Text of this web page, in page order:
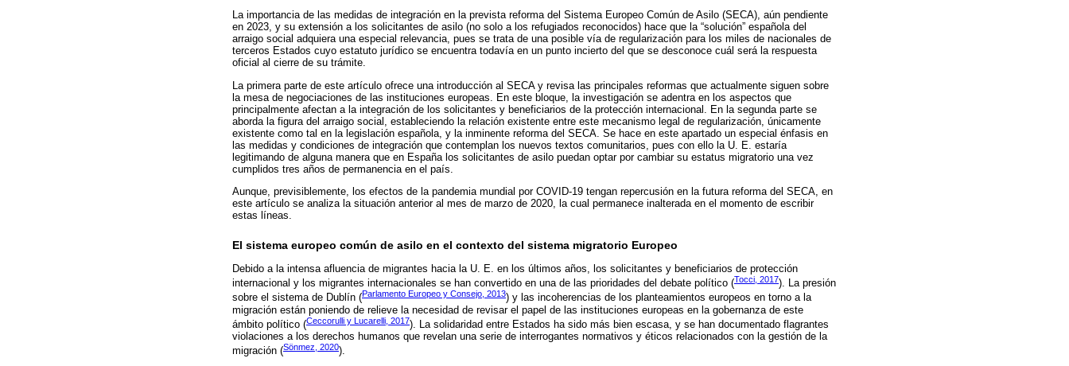
La importancia de las medidas de integración en la prevista reforma del Sistema Europeo Común de Asilo (SECA), aún pendiente
en 2023, y su extensión a los solicitantes de asilo (no solo a los refugiados reconocidos) hace que la “solución” española del
arraigo social adquiera una especial relevancia, pues se trata de una posible vía de regularización para los miles de nacionales de
terceros Estados cuyo estatuto jurídico se encuentra todavía en un punto incierto del que se desconoce cuál será la respuesta
oficial al cierre de su trámite.
La primera parte de este artículo ofrece una introducción al SECA y revisa las principales reformas que actualmente siguen sobre
la mesa de negociaciones de las instituciones europeas. En este bloque, la investigación se adentra en los aspectos que
principalmente afectan a la integración de los solicitantes y beneficiarios de la protección internacional. En la segunda parte se
aborda la figura del arraigo social, estableciendo la relación existente entre este mecanismo legal de regularización, únicamente
existente como tal en la legislación española, y la inminente reforma del SECA. Se hace en este apartado un especial énfasis en
las medidas y condiciones de integración que contemplan los nuevos textos comunitarios, pues con ello la U. E. estaría
legitimando de alguna manera que en España los solicitantes de asilo puedan optar por cambiar su estatus migratorio una vez
cumplidos tres años de permanencia en el país.
Aunque, previsiblemente, los efectos de la pandemia mundial por COVID-19 tengan repercusión en la futura reforma del SECA, en
este artículo se analiza la situación anterior al mes de marzo de 2020, la cual permanece inalterada en el momento de escribir
estas líneas.
El sistema europeo común de asilo en el contexto del sistema migratorio Europeo
Debido a la intensa afluencia de migrantes hacia la U. E. en los últimos años, los solicitantes y beneficiarios de protección
internacional y los migrantes internacionales se han convertido en una de las prioridades del debate político (Tocci, 2017). La presión
sobre el sistema de Dublín (Parlamento Europeo y Consejo, 2013) y las incoherencias de los planteamientos europeos en torno a la
migración están poniendo de relieve la necesidad de revisar el papel de las instituciones europeas en la gobernanza de este
ámbito político (Ceccorulli y Lucarelli, 2017). La solidaridad entre Estados ha sido más bien escasa, y se han documentado flagrantes
violaciones a los derechos humanos que revelan una serie de interrogantes normativos y éticos relacionados con la gestión de la
migración (Sönmez, 2020).